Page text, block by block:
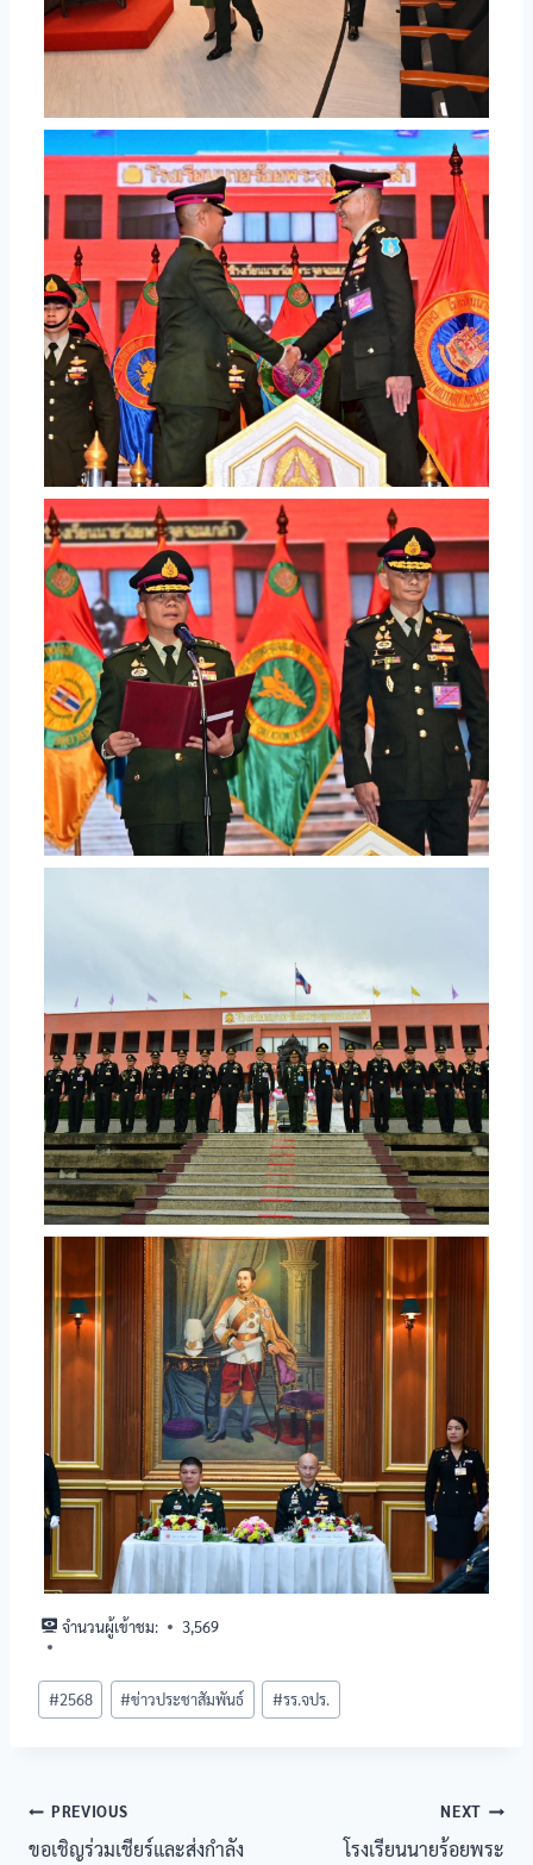
จำนวนผู้เข้าชม: 3,569
#2568 #ข่าวประชาสัมพันธ์ #รร.จปร.
PREVIOUS
ขอเชิญร่วมเชียร์และส่งกำลัง
NEXT
โรงเรียนนายร้อยพระ